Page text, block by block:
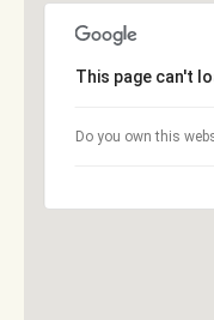
This page can't
Do you own this